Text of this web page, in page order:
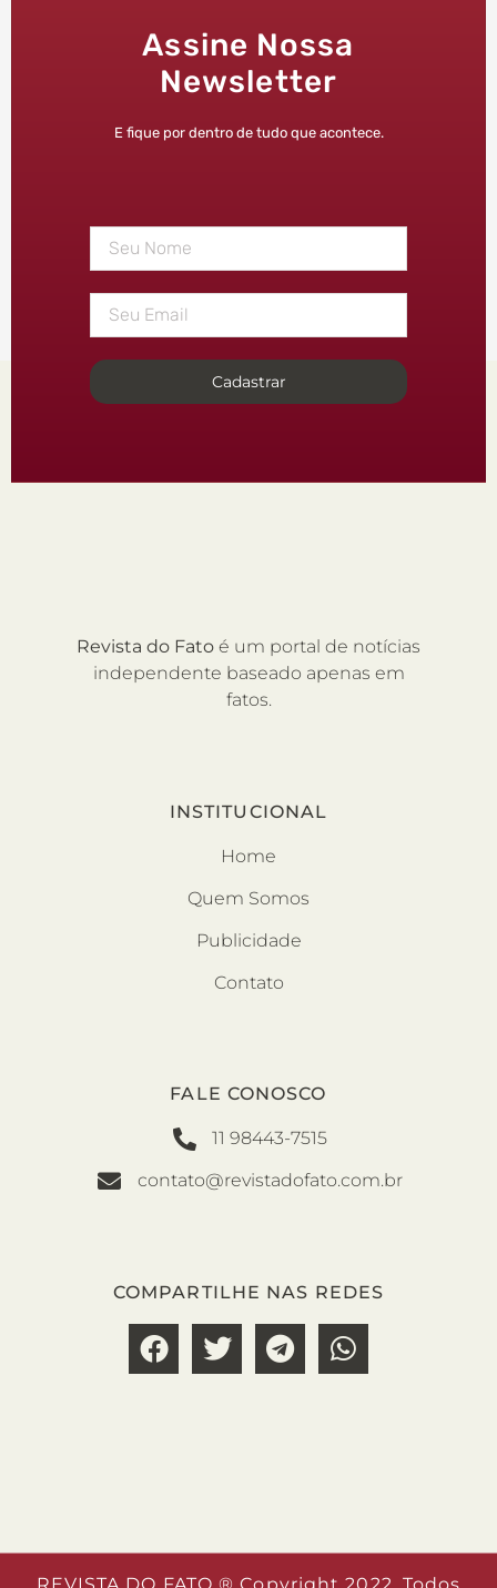
Assine Nossa
Newsletter
E fique por dentro de tudo que acontece.
Cadastrar
Revista do Fato é um portal de notícias
independente baseado apenas em
fatos.
INSTITUCIONAL
Home
Quem Somos
Publicidade
Contato
FALE CONOSCO
11 98443-7515
contato@revistadofato.com.br
COMPARTILHE NAS REDES